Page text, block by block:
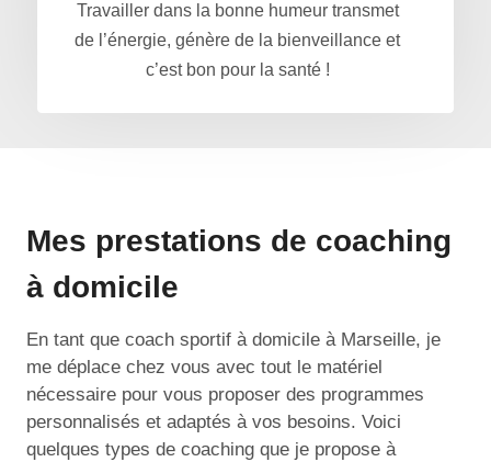
Travailler dans la bonne humeur transmet
de l’énergie, génère de la bienveillance et
c’est bon pour la santé !
Mes prestations de coaching
à domicile
En tant que coach sportif à domicile à Marseille, je
me déplace chez vous avec tout le matériel
nécessaire pour vous proposer des programmes
personnalisés et adaptés à vos besoins. Voici
quelques types de coaching que je propose à